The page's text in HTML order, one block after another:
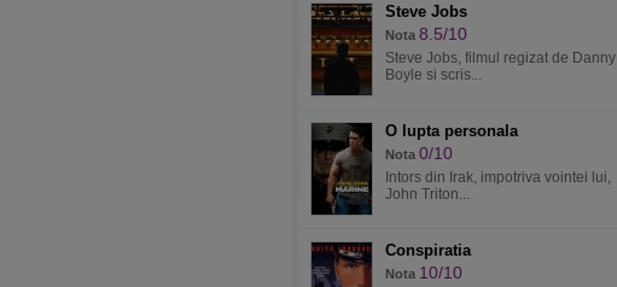
Steve Jobs
Nota 8.5/10
Steve Jobs, filmul regizat de Danny
Boyle si scris...
O lupta personala
Nota 0/10
Intors din Irak, impotriva vointei lui,
John Triton...
Conspiratia
Nota 10/10